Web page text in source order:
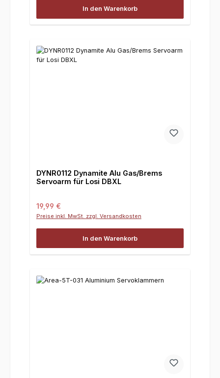
In den Warenkorb
DYNR0112 Dynamite Alu Gas/Brems
Servoarm für Losi DBXL
Regulärer Preis:
19,99 €
Preise inkl. MwSt. zzgl. Versandkosten
In den Warenkorb